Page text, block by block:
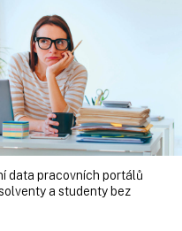
data pracovních portálů
a studenty bez